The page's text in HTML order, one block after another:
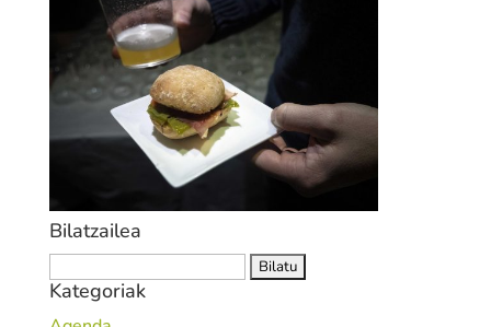
Bilatzailea
Kategoriak